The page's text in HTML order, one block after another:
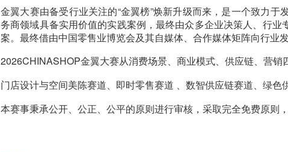
金翼大赛由备受行业关注的“金翼榜”焕新升级而来，是一个致力
务商领域具备实用价值的实践案例，最终由众多企业决策人、行
案。最终借由中国零售业博览会及其自媒体、合作媒体矩阵向行业
2026CHINASHOP金翼大赛从消费场景、商业模式、供应链、营销
门店设计与空间美陈赛道、即时零售赛道 、数智供应链赛道、绿
本赛事秉承公开、公正、公平的原则进行审核，采取完全免费原则